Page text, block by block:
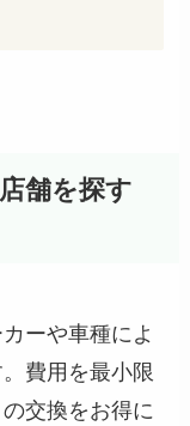
舗を探す
ーや車種によ
費用を最小限
交換をお得に